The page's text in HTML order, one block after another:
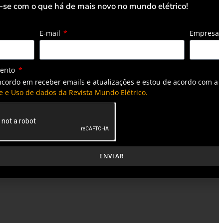
revolução da energia limpa no Brasil avança a passos
os efeitos das tarifas e promover o acesso à
a geração distribuída atende mais de 4 milhões de
se com o que há de mais novo no mundo elétrico!
E-mail Empresa
em receber emails e atualizações e estou de acordo com a
e Uso de dados da Revista Mundo Elétrico.
ENVIAR